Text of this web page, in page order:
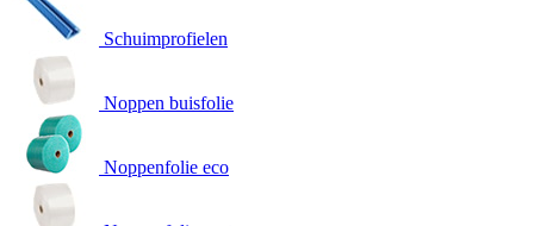
Schuimprofielen
Noppen buisfolie
Noppenfolie eco